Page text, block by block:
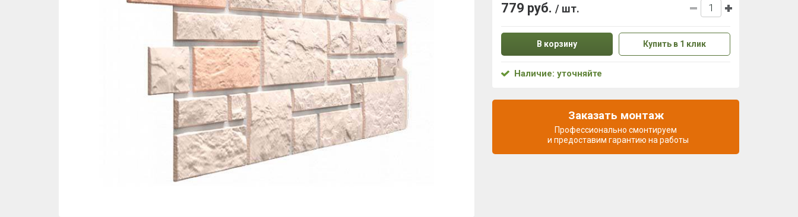
779 руб. / шт.
В корзину Купить в 1 клик
Наличие: уточняйте
Заказать монтаж
Профессионально смонтируем
и предоставим гарантию на работы